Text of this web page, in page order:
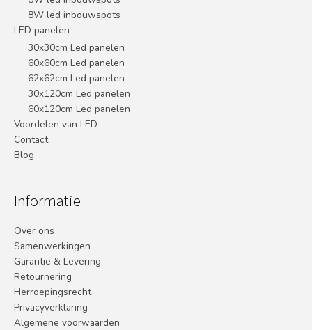
8W led inbouwspots
LED panelen
30x30cm Led panelen
60x60cm Led panelen
62x62cm Led panelen
30x120cm Led panelen
60x120cm Led panelen
Voordelen van LED
Contact
Blog
Informatie
Over ons
Samenwerkingen
Garantie & Levering
Retournering
Herroepingsrecht
Privacyverklaring
Algemene voorwaarden